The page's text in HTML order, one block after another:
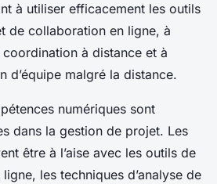
à utiliser efficacement les outils
de collaboration en ligne, à
à distance et à
d’équipe malgré la distance.
numériques sont
dans la gestion de projet. Les
être à l’aise avec les outils de
les techniques d’analyse de